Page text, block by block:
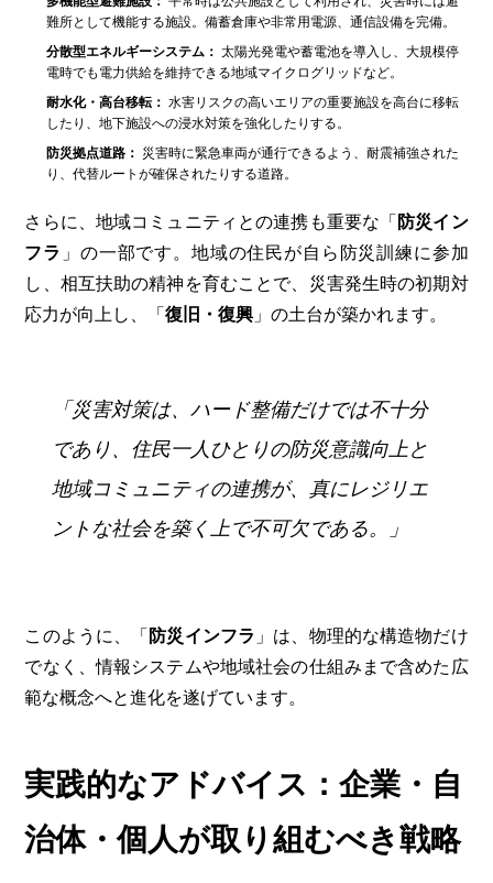
難所として機能する施設。備蓄倉庫や非常用電源、通信設備を完備。
分散型エネルギーシステム： 太陽光発電や蓄電池を導入し、大規模停
電時でも電力供給を維持できる地域マイクログリッドなど。
耐水化・高台移転： 水害リスクの高いエリアの重要施設を高台に移転
したり、地下施設への浸水対策を強化したりする。
防災拠点道路： 災害時に緊急車両が通行できるよう、耐震補強された
り、代替ルートが確保されたりする道路。
さらに、地域コミュニティとの連携も重要な「防災イン
フラ 」の一部です。地域の住民が自ら防災訓練に参加
し、相互扶助の精神を育むことで、災害発生時の初期対
応力が向上し、「復旧・復興 」の土台が築かれます。
「災害対策は、ハード整備だけでは不十分
であり、住民一人ひとりの防災意識向上と
地域コミュニティの連携が、真にレジリエ
ントな社会を築く上で不可欠である。」
このように、「防災インフラ 」は、物理的な構造物だけ
でなく、情報システムや地域社会の仕組みまで含めた広
範な概念へと進化を遂げています。
実践的なアドバイス：企業・自
治体・個人が取り組むべき戦略